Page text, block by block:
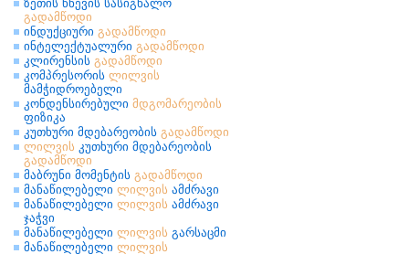
ზეთის წნევის სასიგნალო
გადამწოდი
ინდუქციური გადამწოდი
ინტელექტუალური გადამწოდი
კლირენსის გადამწოდი
კომპრესორის ლილვის
მამჭიდროებელი
კონდენსირებული მდგომარეობის
ფიზიკა
კუთხური მდებარეობის გადამწოდი
ლილვის კუთხური მდებარეობის
გადამწოდი
მაბრუნი მომენტის გადამწოდი
მანაწილებელი ლილვის ამძრავი
მანაწილებელი ლილვის ამძრავი
ჯაჭვი
მანაწილებელი ლილვის გარსაცმი
მანაწილებელი ლილვის